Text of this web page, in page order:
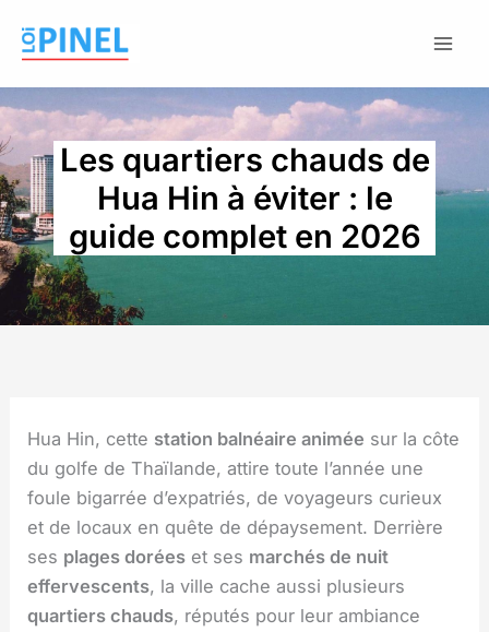
Les quartiers chauds de
Hua Hin à éviter : le
guide complet en 2026
Hua Hin, cette station balnéaire animée sur la côte
du golfe de Thaïlande, attire toute l’année une
foule bigarrée d’expatriés, de voyageurs curieux
et de locaux en quête de dépaysement. Derrière
ses plages dorées et ses marchés de nuit
effervescents, la ville cache aussi plusieurs
quartiers chauds, réputés pour leur ambiance